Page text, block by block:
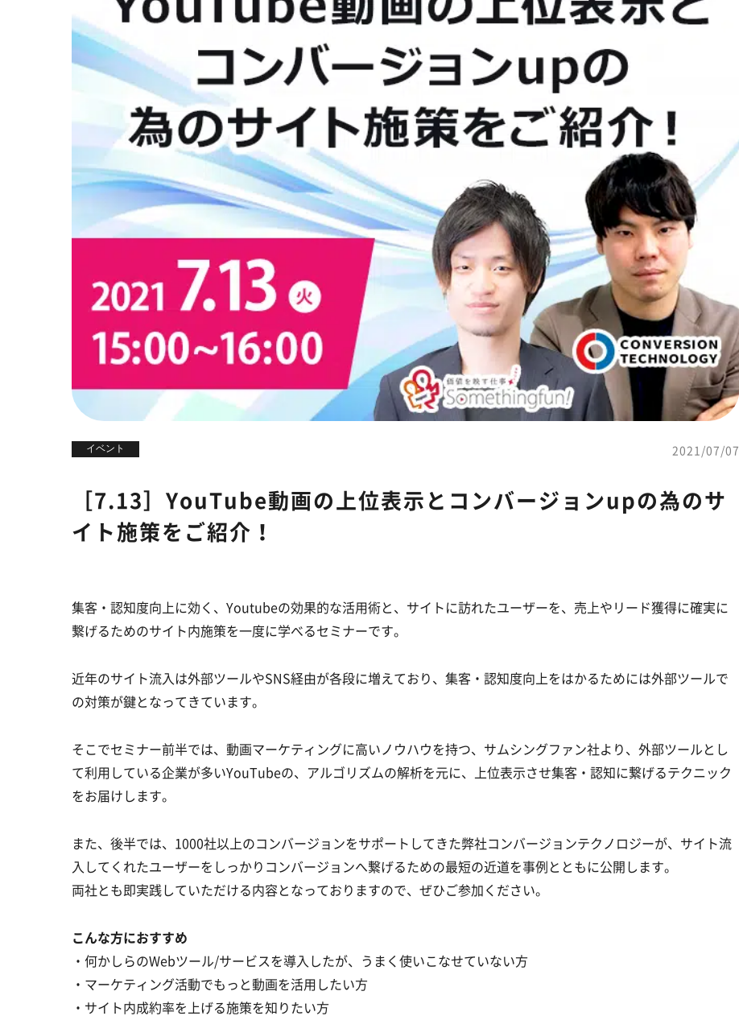
イベント 2021/07/07
［7.13］YouTube動画の上位表示とコンバージョンupの為のサ
イト施策をご紹介！
集客・認知度向上に効く、Youtubeの効果的な活用術と、サイトに訪れたユーザーを、売上やリード獲得に確実に
繋げるためのサイト内施策を一度に学べるセミナーです。
近年のサイト流入は外部ツールやSNS経由が各段に増えており、集客・認知度向上をはかるためには外部ツールで
の対策が鍵となってきています。
そこでセミナー前半では、動画マーケティングに高いノウハウを持つ、サムシングファン社より、外部ツールとし
て利用している企業が多いYouTubeの、アルゴリズムの解析を元に、上位表示させ集客・認知に繋げるテクニック
をお届けします。
また、後半では、1000社以上のコンバージョンをサポートしてきた弊社コンバージョンテクノロジーが、サイト流
入してくれたユーザーをしっかりコンバージョンへ繋げるための最短の近道を事例とともに公開します。
両社とも即実践していただける内容となっておりますので、ぜひご参加ください。
こんな方におすすめ
・何かしらのWebツール/サービスを導入したが、うまく使いこなせていない方
・マーケティング活動でもっと動画を活用したい方
・サイト内成約率を上げる施策を知りたい方